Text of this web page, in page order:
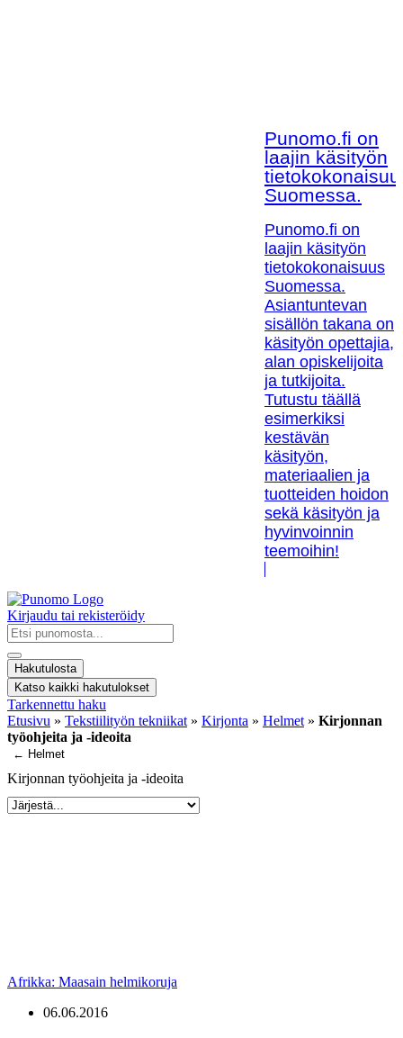
Punomo.fi on
laajin käsityön
Suomessa.
Punomo.fi on
laajin käsityön
tietokokonaisuus
Suomessa.
Asiantuntevan
sisällön takana on
käsityön opettajia,
alan opiskelijoita
ja tutkijoita.
Tutustu täällä
esimerkiksi
kestävän
käsityön,
materiaalien ja
tuotteiden hoidon
sekä käsityön ja
hyvinvoinnin
teemoihin!
Kirjaudu tai rekisteröidy
Search
...
Hakutulosta
Katso kaikki hakutulokset
Tarkennettu haku
Etusivu » Tekstiilityön tekniikat » Kirjonta » Helmet » Kirjonnan
työohjeita ja -ideoita
← Helmet
Kirjonnan työohjeita ja -ideoita
Afrikka: Maasain helmikoruja
06.06.2016